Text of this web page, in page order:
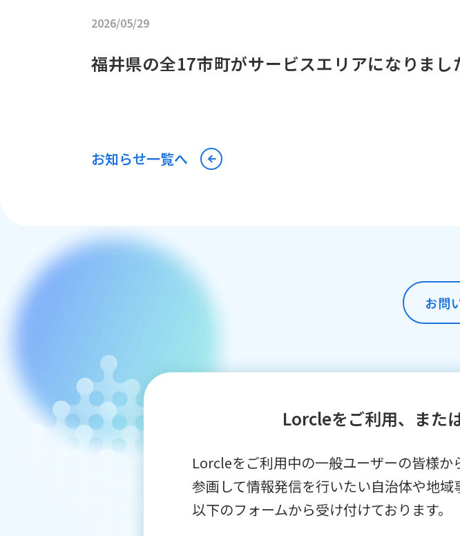
2026/05/29
福井県の全17市町がサービスエリアになりまし
お知らせ一覧へ
お問
Lorcleをご利用、また
Lorcleをご利⽤中の⼀般ユーザーの皆様
参画して情報発信を⾏いたい⾃治体や地
以下のフォームから受け付けております。